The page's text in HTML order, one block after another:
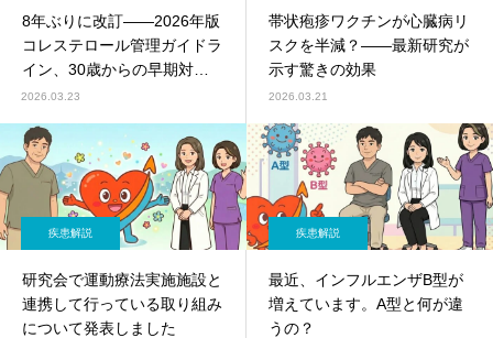
8年ぶりに改訂——2026年版
コレステロール管理ガイドラ
イン、30歳からの早期対策
を推奨
2026.03.23
帯状疱疹ワクチンが心臓病リ
スクを半減？——最新研究が
示す驚きの効果
2026.03.21
疾患解説
研究会で運動療法実施施設と
連携して行っている取り組み
について発表しました
疾患解説
最近、インフルエンザB型が
増えています。A型と何が違
うの？